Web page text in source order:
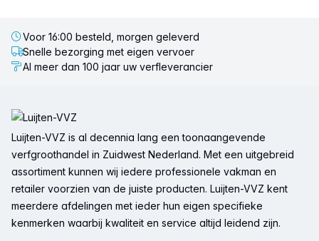
Voor 16:00 besteld, morgen geleverd
Snelle bezorging met eigen vervoer
Al meer dan 100 jaar uw verfleverancier
Luijten-VVZ is al decennia lang een toonaangevende
verfgroothandel in Zuidwest Nederland. Met een uitgebreid
assortiment kunnen wij iedere professionele vakman en
retailer voorzien van de juiste producten. Luijten-VVZ kent
meerdere afdelingen met ieder hun eigen specifieke
kenmerken waarbij kwaliteit en service altijd leidend zijn.